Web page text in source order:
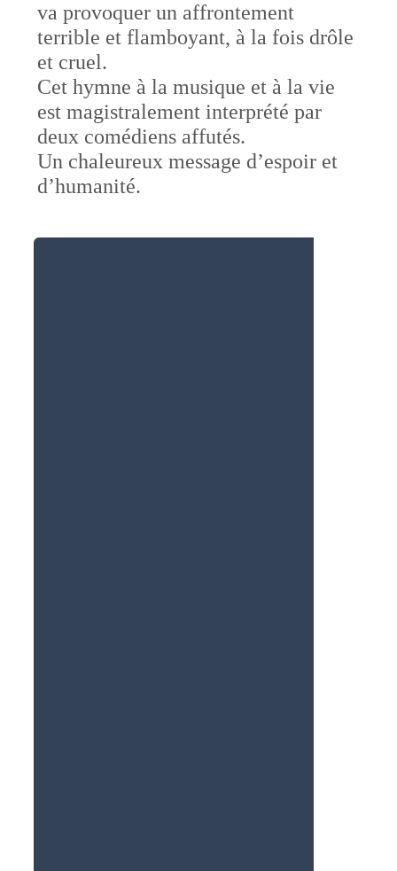
va provoquer un affrontement
terrible et flamboyant, à la fois drôle
et cruel.
Cet hymne à la musique et à la vie
est magistralement interprété par
deux comédiens affutés.
Un chaleureux message d’espoir et
d’humanité.